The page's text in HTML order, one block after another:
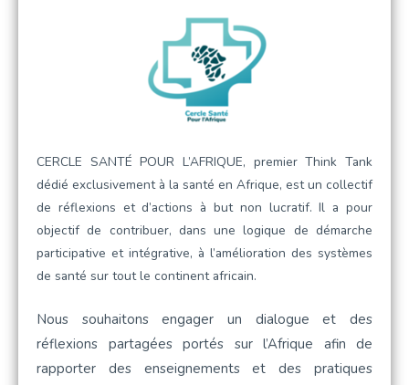
CERCLE SANTÉ POUR L’AFRIQUE, premier Think Tank
dédié exclusivement à la santé en Afrique, est un collectif
de réflexions et d’actions à but non lucratif. Il a pour
objectif de contribuer, dans une logique de démarche
participative et intégrative, à l’amélioration des systèmes
de santé sur tout le continent africain.
Nous souhaitons engager un dialogue et des
réflexions partagées portés sur l’Afrique afin de
rapporter des enseignements et des pratiques